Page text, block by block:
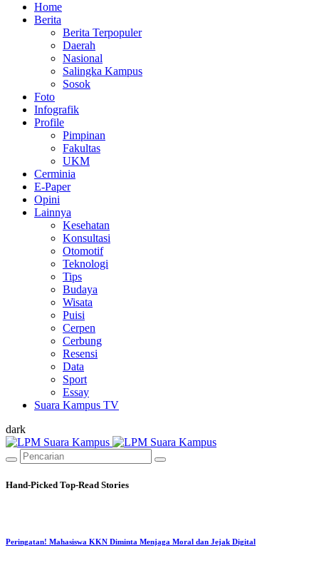
Home
Berita
Berita Terpopuler
Daerah
Nasional
Salingka Kampus
Sosok
Foto
Infografik
Profile
Pimpinan
Fakultas
UKM
Cerminia
E-Paper
Opini
Lainnya
Kesehatan
Konsultasi
Otomotif
Teknologi
Tips
Budaya
Wisata
Puisi
Cerpen
Cerbung
Resensi
Data
Sport
Essay
Suara Kampus TV
dark
Hand-Picked Top-Read Stories
Peringatan! Mahasiswa KKN Diminta Menjaga Moral dan Jejak Digital